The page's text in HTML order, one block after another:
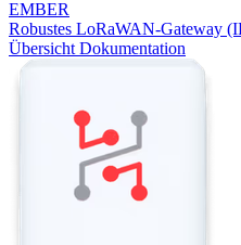
EMBER
Robustes LoRaWAN-Gateway
Übersicht Dokumentation